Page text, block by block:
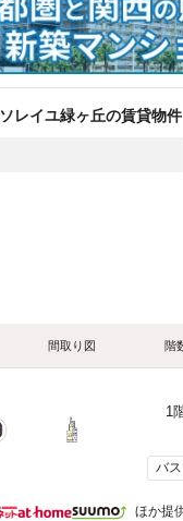
ソレイユ緑ヶ丘の賃貸物件
間取り図 階
1
バ
ほか提